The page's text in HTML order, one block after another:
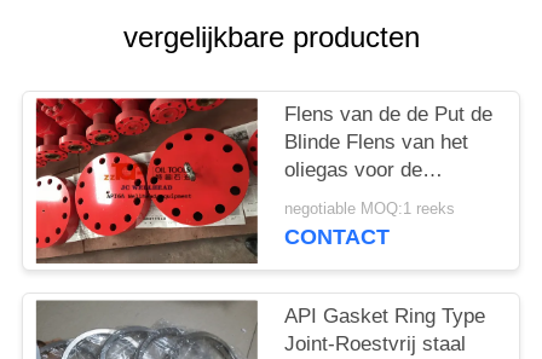
vergelijkbare producten
Flens van de de Put de
Blinde Flens van het
oliegas voor de
Verbinding van het
Bronmateriaal
negotiable MOQ:1 reeks
CONTACT
API Gasket Ring Type
Joint-Roestvrij staal